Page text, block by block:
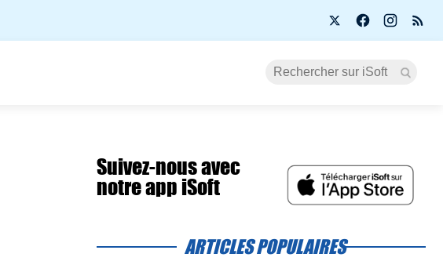
Suivez-nous avec
notre app iSoft
ARTICLES POPULAIRES